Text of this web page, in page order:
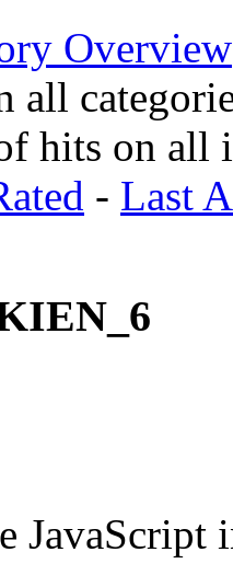
Overview
all
hits on all
- Last